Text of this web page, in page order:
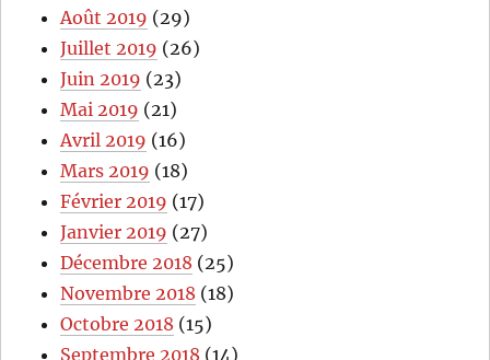
Août 2019 (29)
Juillet 2019 (26)
Juin 2019 (23)
Mai 2019 (21)
Avril 2019 (16)
Mars 2019 (18)
Février 2019 (17)
Janvier 2019 (27)
Décembre 2018 (25)
Novembre 2018 (18)
Octobre 2018 (15)
Septembre 2018 (14)